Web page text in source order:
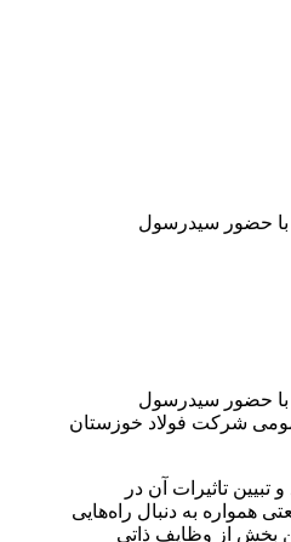
به گزارش خبرنگار روابط‌عمومی، هفتمین گردهمایی هم‌اندیشی مدیران روابط عمومی زنجیره آهن و فولاد کشور به همت انجمن تولید کنندگان فولاد ایران، ۲۴ آبان‌ماه ۱۴۰۱ با حضور سیدرسول
به گزارش خبرنگار روابط‌عمومی، هفتمین گردهمایی هم‌اندیشی مدیران روابط عمومی زنجیره آهن و فولاد کشور به همت انجمن تولید کنندگان فولاد ایران، ۲۴ آبان‌ماه ۱۴۰۱ با حضور سیدرسول
شرکت فولاد خوزستان
تاثیرات آن در
همواره به دنبال راه‌هایی
بخش از وظایف ذاتی